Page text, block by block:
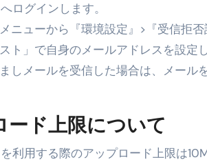
新春スペシャルセール完全ガイド：国
【ムームードメイン】 【.site】今注目の
梅干しを毎日食べたらどうなるの？
ブルーベリーを毎日食べたらどうな
バナナを毎日食べたらどうなるの？
ログインします。
ニューから『環境設定』>『受信拒否
ト」で自身のメールアドレスを設定し
しメールを受信した場合は、メール
ード上限について
利用する際のアップロード上限は